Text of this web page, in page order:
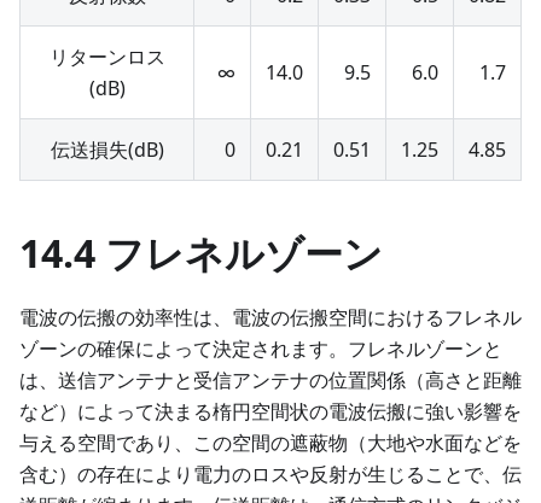
リターンロス
(dB)
∞ 14.0 9.5 6.0 1.7
伝送損失(dB) 0 0.21 0.51 1.25 4.85
14.4 フレネルゾーン
電波の伝搬の効率性は、電波の伝搬空間におけるフレネル
ゾーンの確保によって決定されます。フレネルゾーンと
は、送信アンテナと受信アンテナの位置関係（高さと距離
など）によって決まる楕円空間状の電波伝搬に強い影響を
与える空間であり、この空間の遮蔽物（大地や水面などを
含む）の存在により電力のロスや反射が生じることで、伝